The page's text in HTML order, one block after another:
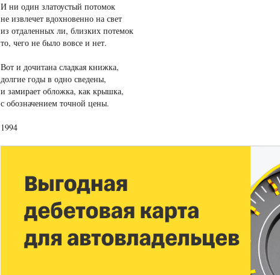
И ни один златоустый потомок
не извлечет вдохновенно на свет
из отдаленных ли, близких потемок
то, чего не было вовсе и нет.
Вот и дочитана сладкая книжка,
долгие годы в одно сведены,
и замирает обложка, как крышка,
с обозначением точной цены.
1994